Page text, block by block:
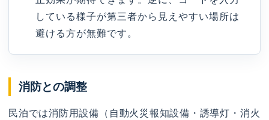
している様子が第三者から見えやすい場所は
避ける方が無難です。
消防との調整
民泊では消防用設備（自動火災報知設備・誘導灯・消火